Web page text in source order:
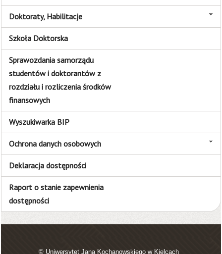
Doktoraty, Habilitacje
Szkoła Doktorska
Sprawozdania samorządu
studentów i doktorantów z
rozdziału i rozliczenia środków
finansowych
Wyszukiwarka BIP
Ochrona danych osobowych
Deklaracja dostępności
Raport o stanie zapewnienia
dostępności
© Uniwersytet Jana Kochanowskiego w Kielcach